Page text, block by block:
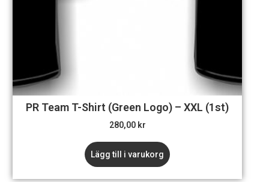
PR Team T-Shirt (Green Logo) – XXL (1st)
280,00 kr
Lägg till i varukorg